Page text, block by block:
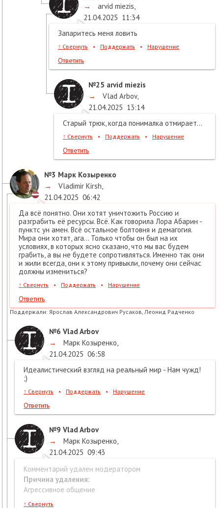
→
arvid miezis
21.04.2025 11:34
Запаритесь меня ловить
↑ Свернуть • Поддержать • Нарушение
Ответить
№25 arvid miezis
→
Vlad Arbov,
21.04.2025 13:14
Старый трюк, когда понималка отмирает...
↑ Свернуть • Поддержать • Нарушение
Ответить
№3 Марк Козыренко
→
Vladimir Kirsh
21.04.2025 06:42
Да всё понятно. Они хотят уничтожить Россию и
разграбить её ресурсы. Всё. Как говорила Лора Абарин -
пунктс ун амен. Всё остальное болтовня и демагогия.
Мира они хотят, ага... Только чтобы он был на их
условиях, в которых ясно сказано, что мы вас будем
грабить, а вы не будете сопротивляться. Именно так они
и жили всегда, они к этому привыкли, почему они сейчас
должны измениться?
↑ Свернуть • Поддержать • Нарушение
Ответить
Поддержали: Ярослав Александрович Русаков, Леонид Радченко
№6 Vlad Arbov
→
Марк Козыренко
21.04.2025 06:58
Идеалистический взгляд на реальный мир - Нам чужд!
;)
↑ Свернуть • Поддержать • Нарушение
Ответить
№9 Vlad Arbov
→
Марк Козыренко
21.04.2025 09:43
Комментарий удален модератором
Причина удаления:
Агрессивное общение
↑ Свернуть